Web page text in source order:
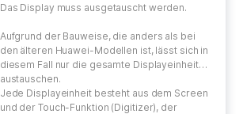
Das Display muss ausgetauscht werden.
Aufgrund der Bauweise, die anders als bei
den älteren Huawei-Modellen ist, lässt sich in
diesem Fall nur die gesamte Displayeinheit
austauschen.
Jede Displayeinheit besteht aus dem Screen
und der Touch-Funktion (Digitizer), der